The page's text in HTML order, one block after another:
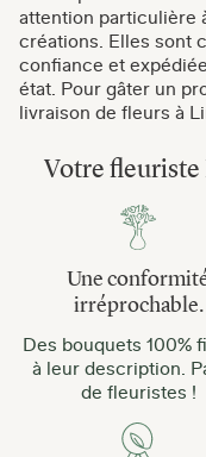
attention particulière
créations. Elles sont
confiance et
état. Pour gâter un
livraison de fleurs à
Votre fleuriste
Une
irréprochable.
Des bouquets 100%
à leur description.
de fleuristes !